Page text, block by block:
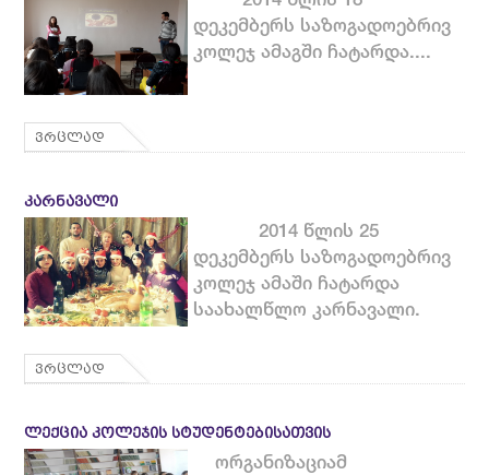
დეკემბერს საზოგადოებრივ
კოლეჯ ამაგში ჩატარდა....
ვრცლად
ᲙᲐᲠᲜᲐᲕᲐᲚᲘ
2014 წლის 25
დეკემბერს საზოგადოებრივ
კოლეჯ ამაში ჩატარდა
საახალწლო კარნავალი.
ვრცლად
ᲚᲔᲥᲪᲘᲐ ᲙᲝᲚᲔᲯᲘᲡ ᲡᲢᲣᲓᲔᲜᲢᲔᲑᲘᲡᲐᲗᲕᲘᲡ
ორგანიზაციამ